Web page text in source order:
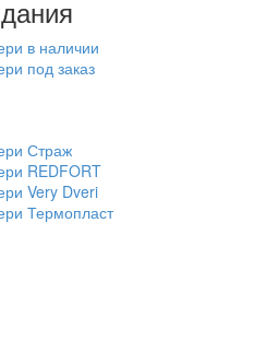
в наличии
под заказ
Страж
REDFORT
Very Dveri
Термопласт